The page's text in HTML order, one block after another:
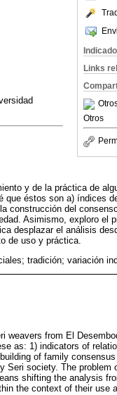
Links
Otros
y de la práctica de
que éstos son a) índices
construcción del
Asimismo, exploro el
desplazar el análisis
de uso y práctica.
tradición; variación
weavers from El
as: 1) indicators of
of family consensus
Seri society. The problem
shifting the analysis
the context of their use